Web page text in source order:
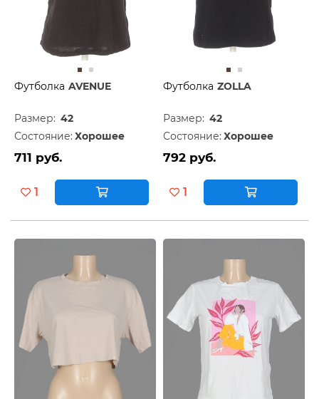
Футболка AVENUE
Размер: 42
Состояние: Хорошее
711 руб.
1
Футболка ZOLLA
Размер: 42
Состояние: Хорошее
792 руб.
1